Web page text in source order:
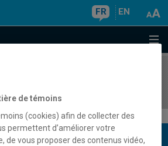
FR EN
de témoins
(cookies) afin de collecter des
permettent d’améliorer votre
de vous proposer des contenus vidéo,